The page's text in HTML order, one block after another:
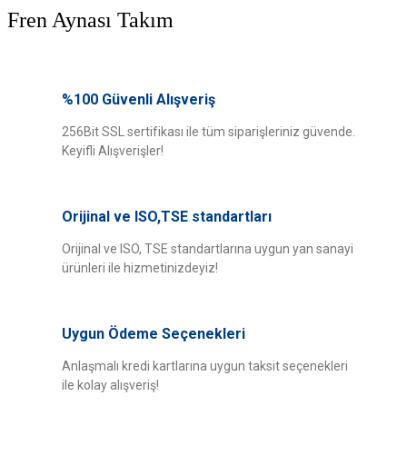
Fren Aynası Takım
Bu ürüne ilk yorumu siz yapın!
yetersiz gördüğünüz noktaları öneri formunu kullanarak tarafımıza
iletebilirsiniz.
Görüş ve önerileriniz için teşekkür ederiz.
Ürün bilgilerinde hatalar bulunuyor.
Ürün fiyatı diğer sitelerden daha pahalı.
Bu ürüne benzer farklı alternatifler olmalı.
%100 Güvenli Alışveriş
256Bit SSL sertifikası ile tüm siparişleriniz güvende.
Keyifli Alışverişler!
Orijinal ve ISO,TSE standartları
Orijinal ve ISO, TSE standartlarına uygun yan sanayi
ürünleri ile hizmetinizdeyiz!
Uygun Ödeme Seçenekleri
Anlaşmalı kredi kartlarına uygun taksit seçenekleri
ile kolay alışveriş!